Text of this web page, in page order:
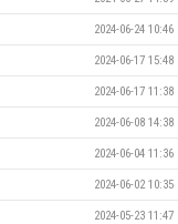
2024-06-24 10:46
2024-06-17 15:48
2024-06-17 11:38
2024-06-08 14:38
2024-06-04 11:36
2024-06-02 10:35
2024-05-23 11:47